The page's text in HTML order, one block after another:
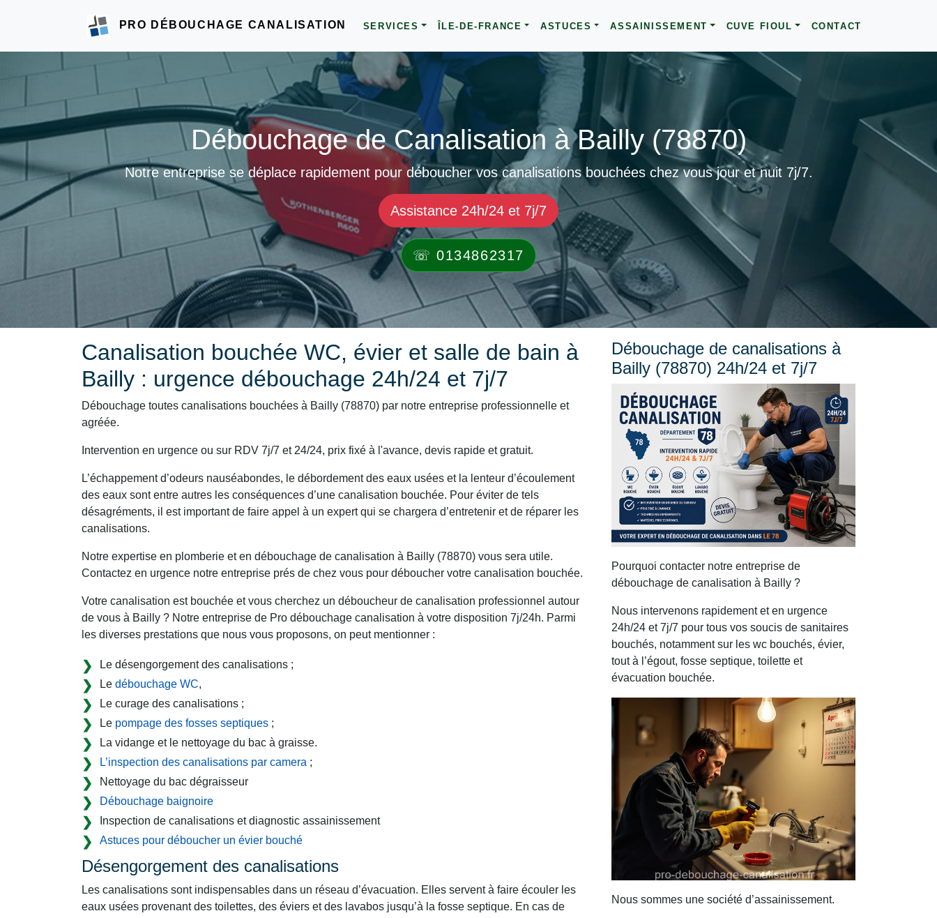
PRO DÉBOUCHAGE CANALISATION SERVICES ÎLE-DE-FRANCE ASTUCES ASSAINISSEMENT CUVE FIOUL CONTACT
Débouchage de Canalisation à Bailly (78870)
Notre entreprise se déplace rapidement pour déboucher vos canalisations bouchées chez vous jour et nuit 7j/7.
Assistance 24h/24 et 7j/7
☏ 0134862317
Canalisation bouchée WC, évier et salle de bain à
Bailly : urgence débouchage 24h/24 et 7j/7
Débouchage toutes canalisations bouchées à Bailly (78870) par notre entreprise professionnelle et
agréée.
Intervention en urgence ou sur RDV 7j/7 et 24/24, prix fixé à l'avance, devis rapide et gratuit.
L’échappement d’odeurs nauséabondes, le débordement des eaux usées et la lenteur d’écoulement
des eaux sont entre autres les conséquences d’une canalisation bouchée. Pour éviter de tels
désagréments, il est important de faire appel à un expert qui se chargera d’entretenir et de réparer les
canalisations.
Notre expertise en plomberie et en débouchage de canalisation à Bailly (78870) vous sera utile.
Contactez en urgence notre entreprise prés de chez vous pour déboucher votre canalisation bouchée.
Votre canalisation est bouchée et vous cherchez un déboucheur de canalisation professionnel autour
de vous à Bailly ? Notre entreprise de Pro débouchage canalisation à votre disposition 7j/24h. Parmi
les diverses prestations que nous vous proposons, on peut mentionner :
Le désengorgement des canalisations ;
Le débouchage WC,
Le curage des canalisations ;
Le pompage des fosses septiques ;
La vidange et le nettoyage du bac à graisse.
L’inspection des canalisations par camera ;
Nettoyage du bac dégraisseur
Débouchage baignoire
Inspection de canalisations et diagnostic assainissement
Astuces pour déboucher un évier bouché
Désengorgement des canalisations
Les canalisations sont indispensables dans un réseau d’évacuation. Elles servent à faire écouler les
eaux usées provenant des toilettes, des éviers et des lavabos jusqu’à la fosse septique. En cas de
Débouchage de canalisations à
Bailly (78870) 24h/24 et 7j/7
Pourquoi contacter notre entreprise de
débouchage de canalisation à Bailly ?
Nous intervenons rapidement et en urgence
24h/24 et 7j/7 pour tous vos soucis de sanitaires
bouchés, notamment sur les wc bouchés, évier,
tout à l’égout, fosse septique, toilette et
évacuation bouchée.
Nous sommes une société d’assainissement.